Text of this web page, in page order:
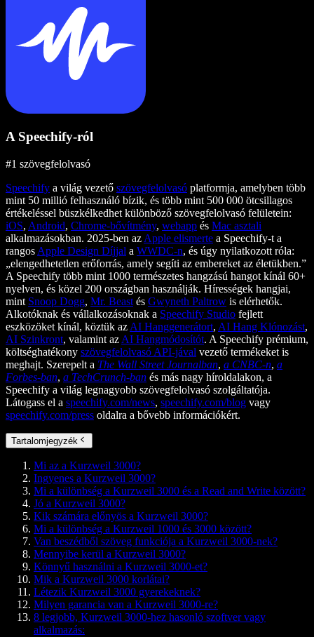
A Speechify-ról
#1 szövegfelolvasó
Speechify a világ vezető szövegfelolvasó platformja, amelyben több
mint 50 millió felhasználó bízik, és több mint 500 000 ötcsillagos
értékeléssel büszkélkedhet különböző szövegfelolvasó felületein:
iOS, Android, Chrome-bővítmény, webapp és Mac asztali
alkalmazásokban. 2025-ben az Apple elismerte a Speechify-t a
rangos Apple Design Díjjal a WWDC-n, és úgy nyilatkozott róla:
„elengedhetetlen erőforrás, amely segíti az embereket az életükben.”
A Speechify több mint 1000 természetes hangzású hangot kínál 60+
nyelven, és közel 200 országban használják. Hírességek hangjai,
mint Snoop Dogg, Mr. Beast és Gwyneth Paltrow is elérhetők.
Alkotóknak és vállalkozásoknak a Speechify Studio fejlett
eszközöket kínál, köztük az AI Hanggenerátort, AI Hang Klónozást,
AI Szinkront, valamint az AI Hangmódosítót. A Speechify prémium,
költséghatékony szövegfelolvasó API-jával vezető termékeket is
meghajt. Szerepelt a The Wall Street Journalban, a CNBC-n, a
Forbes-ban, a TechCrunch-ban és más nagy híroldalakon, a
Speechify a világ legnagyobb szövegfelolvasó szolgáltatója.
Látogass el a speechify.com/news, speechify.com/blog vagy
speechify.com/press oldalra a bővebb információkért.
Tartalomjegyzék
Mi az a Kurzweil 3000?
Ingyenes a Kurzweil 3000?
Mi a különbség a Kurzweil 3000 és a Read and Write között?
Jó a Kurzweil 3000?
Kik számára előnyös a Kurzweil 3000?
Mi a különbség a Kurzweil 1000 és 3000 között?
Van beszédből szöveg funkciója a Kurzweil 3000-nek?
Mennyibe kerül a Kurzweil 3000?
Könnyű használni a Kurzweil 3000-et?
Mik a Kurzweil 3000 korlátai?
Létezik Kurzweil 3000 gyerekeknek?
Milyen garancia van a Kurzweil 3000-re?
8 legjobb, Kurzweil 3000-hez hasonló szoftver vagy
alkalmazás: